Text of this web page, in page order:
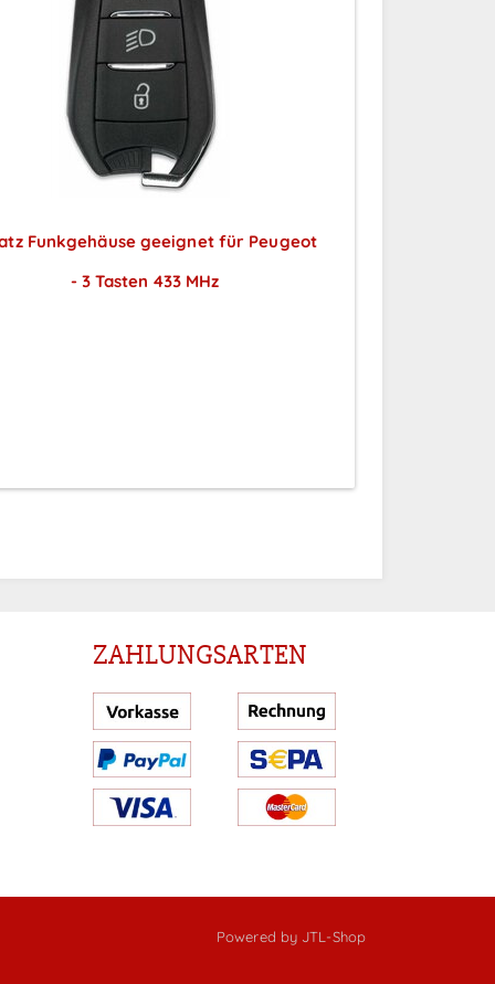
Funkgehäuse geeignet für Peugeot
- 3 Tasten 433 MHz
ZAHLUNGSARTEN
Powered by JTL-Shop